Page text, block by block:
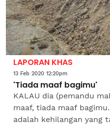
LAPORAN KHAS
13 Feb 2020 12:20pm
'Tiada maaf bagimu'
KALAU dia (pemandu
maaf, tiada maaf
adalah kehilangan yang